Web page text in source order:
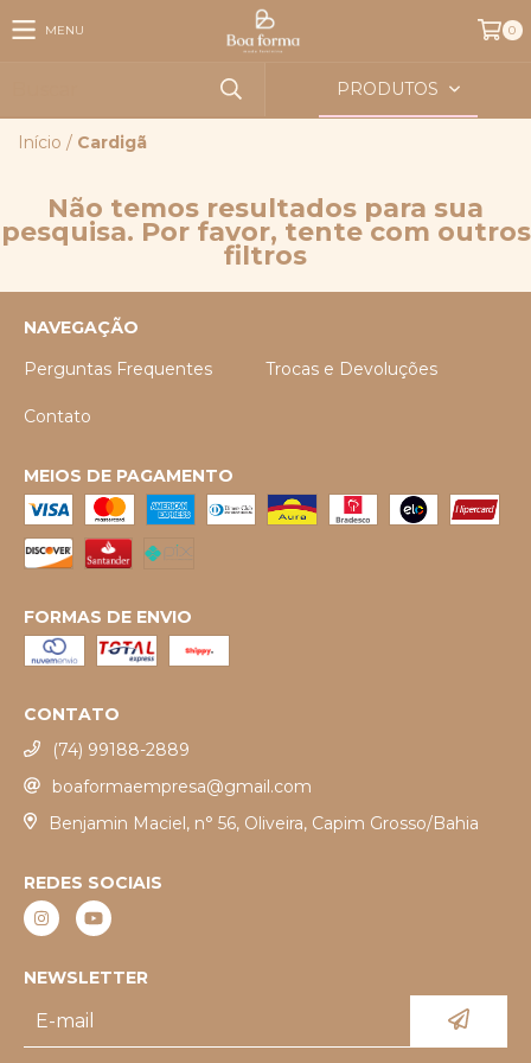
MENU 0
PRODUTOS
Início / Cardigã
Não temos resultados para sua
pesquisa. Por favor, tente com outros
filtros
NAVEGAÇÃO
Perguntas Frequentes
Trocas e Devoluções
Contato
MEIOS DE PAGAMENTO
FORMAS DE ENVIO
CONTATO
(74) 99188-2889
boaformaempresa@gmail.com
Benjamin Maciel, n° 56, Oliveira, Capim Grosso/Bahia
REDES SOCIAIS
NEWSLETTER